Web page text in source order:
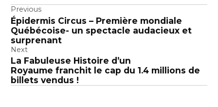
Navigation
de
l’article
Previous
Épidermis Circus – Première mondiale
Québécoise- un spectacle audacieux et
surprenant
Next
La Fabuleuse Histoire d’un
Royaume franchit le cap du 1.4 millions de
billets vendus !